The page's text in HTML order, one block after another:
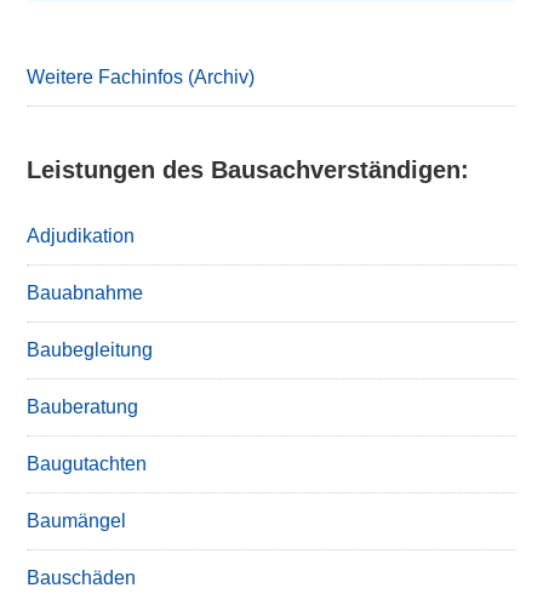
Weitere Fachinfos (Archiv)
Leistungen des Bausachverständigen:
Adjudikation
Bauabnahme
Baubegleitung
Bauberatung
Baugutachten
Baumängel
Bauschäden